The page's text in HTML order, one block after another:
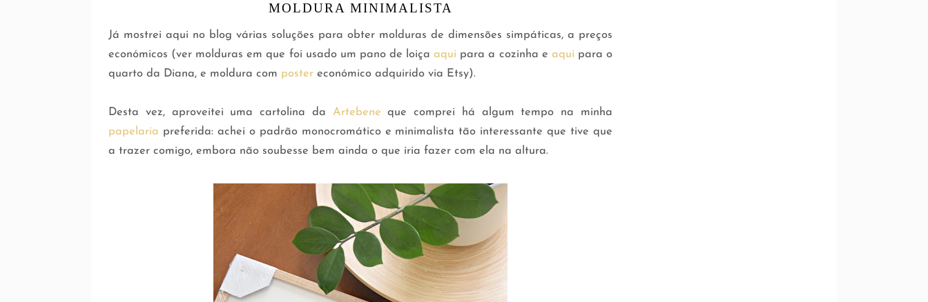
MOLDURA MINIMALISTA
Já mostrei aqui no blog várias soluções para obter molduras de dimensões simpáticas, a preços
económicos (ver molduras em que foi usado um pano de loiçaaqui para a cozinha e aqui para o
quarto da Diana, e moldura com poster económico adquirido via Etsy).
Desta vez, aproveitei uma cartolina da Artebene que comprei há algum tempo na minha
papelaria preferida: achei o padrão monocromático e minimalista tão interessante que tive que
a trazer comigo, embora não soubesse bem ainda o que iria fazer com ela na altura.